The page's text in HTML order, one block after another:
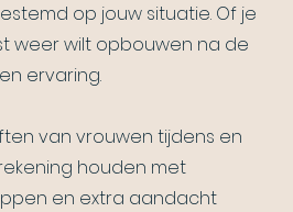
op jouw situatie. Of je
weer wilt opbouwen na de
ervaring.
van vrouwen tijdens en
houden met
en extra aandacht